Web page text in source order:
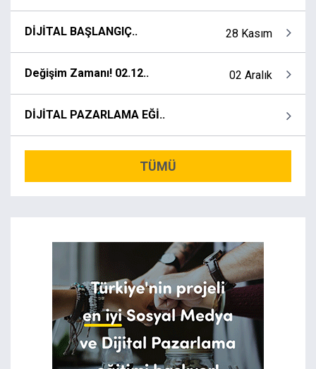
DİJİTAL BAŞLANGIÇ.. 28 Kasım
Değişim Zamanı! 02.12.. 02 Aralık
DİJİTAL PAZARLAMA EĞİ..
TÜMÜ